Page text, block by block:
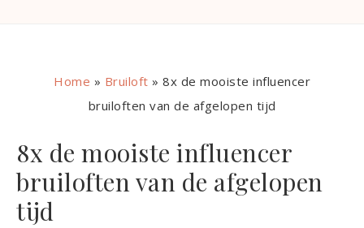
Home » Bruiloft » 8x de mooiste influencer
bruiloften van de afgelopen tijd
8x de mooiste influencer
bruiloften van de afgelopen
tijd